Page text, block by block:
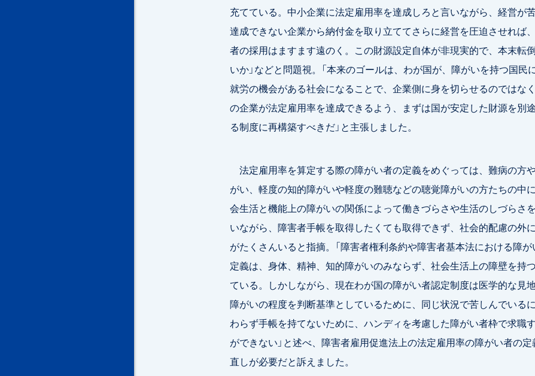
充てている。中小企業に法定雇用率を達成しろと言いながら、経営が
達成できない企業から納付金を取り立ててさらに経営を圧迫させれば
者の採用はますます遠のく。この財源設定自体が非現実的で、本末転
いか」などと問題視。「本来のゴールは、わが国が、障がいを持つ国民
就労の機会がある社会になることで、企業側に身を切らせるのではな
の企業が法定雇用率を達成できるよう、まずは国が安定した財源を別
る制度に再構築すべきだ」と主張しました。
法定雇用率を算定する際の障がい者の定義をめぐっては、難病の方
がい、軽度の知的障がいや軽度の難聴などの聴覚障がいの方たちの中
会生活と機能上の障がいの関係によって働きづらさや生活のしづらさ
いながら、障害者手帳を取得したくても取得できず、社会的配慮の外
がたくさんいると指摘。「障害者権利条約や障害者基本法における障
定義は、身体、精神、知的障がいのみならず、社会生活上の障壁を持
ている。しかしながら、現在わが国の障がい者認定制度は医学的な見
障がいの程度を判断基準としているために、同じ状況で苦しんでいる
わらず手帳を持てないために、ハンディを考慮した障がい者枠で求職
ができない」と述べ、障害者雇用促進法上の法定雇用率の障がい者の定
直しが必要だと訴えました。